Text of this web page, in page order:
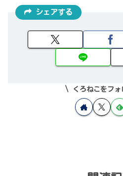
シェアする
くろねこをフォ